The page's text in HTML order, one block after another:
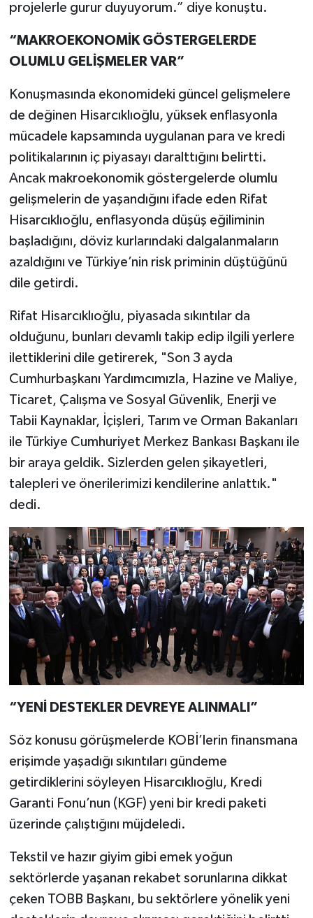
projelerle gurur duyuyorum.” diye konuştu.
“MAKROEKONOMİK GÖSTERGELERDE
OLUMLU GELİŞMELER VAR”
Konuşmasında ekonomideki güncel gelişmelere
de değinen Hisarcıklıoğlu, yüksek enflasyonla
mücadele kapsamında uygulanan para ve kredi
politikalarının iç piyasayı daralttığını belirtti.
Ancak makroekonomik göstergelerde olumlu
gelişmelerin de yaşandığını ifade eden Rifat
Hisarcıklıoğlu, enflasyonda düşüş eğiliminin
başladığını, döviz kurlarındaki dalgalanmaların
azaldığını ve Türkiye’nin risk priminin düştüğünü
dile getirdi.
Rifat Hisarcıklıoğlu, piyasada sıkıntılar da
olduğunu, bunları devamlı takip edip ilgili yerlere
ilettiklerini dile getirerek, "Son 3 ayda
Cumhurbaşkanı Yardımcımızla, Hazine ve Maliye,
Ticaret, Çalışma ve Sosyal Güvenlik, Enerji ve
Tabii Kaynaklar, İçişleri, Tarım ve Orman Bakanları
ile Türkiye Cumhuriyet Merkez Bankası Başkanı ile
bir araya geldik. Sizlerden gelen şikayetleri,
talepleri ve önerilerimizi kendilerine anlattık."
dedi.
“YENİ DESTEKLER DEVREYE ALINMALI”
Söz konusu görüşmelerde KOBİ’lerin finansmana
erişimde yaşadığı sıkıntıları gündeme
getirdiklerini söyleyen Hisarcıklıoğlu, Kredi
Garanti Fonu’nun (KGF) yeni bir kredi paketi
üzerinde çalıştığını müjdeledi.
Tekstil ve hazır giyim gibi emek yoğun
sektörlerde yaşanan rekabet sorunlarına dikkat
çeken TOBB Başkanı, bu sektörlere yönelik yeni